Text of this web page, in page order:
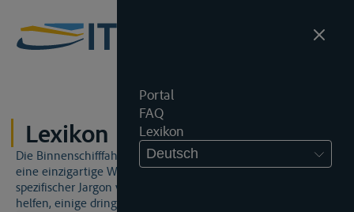
Portal
FAQ
Lexikon
Deutsch
Lexikon
Die Binnenschifffahrt und das Binnenschifffahrtsrecht sind
eine einzigartige Welt. Dies bedeutet, dass häufig ein
spezifischer Jargon verwendet wird. Dieses Lexikon wird Ihnen
helfen, einige dringend benötigte Begriffe zu beherrschen.